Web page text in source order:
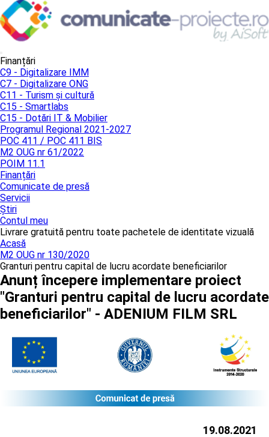
Finanțări
C9 - Digitalizare IMM
C7 - Digitalizare ONG
C11 - Turism și cultură
C15 - Smartlabs
C15 - Dotări IT & Mobilier
Programul Regional 2021-2027
POC 411 / POC 411 BIS
M2 OUG nr 61/2022
POIM 11.1
Finanțări
Comunicate de presă
Servicii
Știri
Contul meu
Livrare gratuită pentru toate pachetele de identitate vizuală
Acasă
M2 OUG nr 130/2020
Granturi pentru capital de lucru acordate beneficiarilor
Anunț începere implementare proiect
"Granturi pentru capital de lucru acordate
beneficiarilor" - ADENIUM FILM SRL
19.08.2021